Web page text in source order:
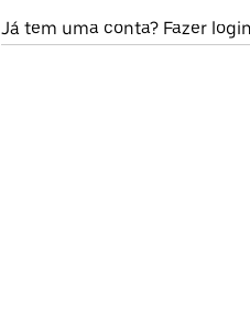
Já tem uma conta? Fazer login